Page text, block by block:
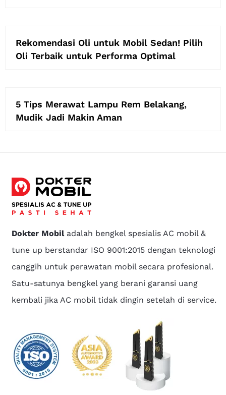
Rekomendasi Oli untuk Mobil Sedan! Pilih
Oli Terbaik untuk Performa Optimal
5 Tips Merawat Lampu Rem Belakang,
Mudik Jadi Makin Aman
Dokter Mobiladalah bengkel spesialis AC mobil &
tune up berstandar ISO 9001:2015 dengan teknologi
canggih untuk perawatan mobil secara profesional.
Satu-satunya bengkel yang berani garansi uang
kembali jika AC mobil tidak dingin setelah di service.